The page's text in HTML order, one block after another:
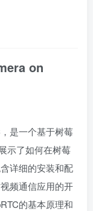
on
是一个基于树莓
示了如何在树莓
详细的安装和配
频通信应用的开
的基本原理和